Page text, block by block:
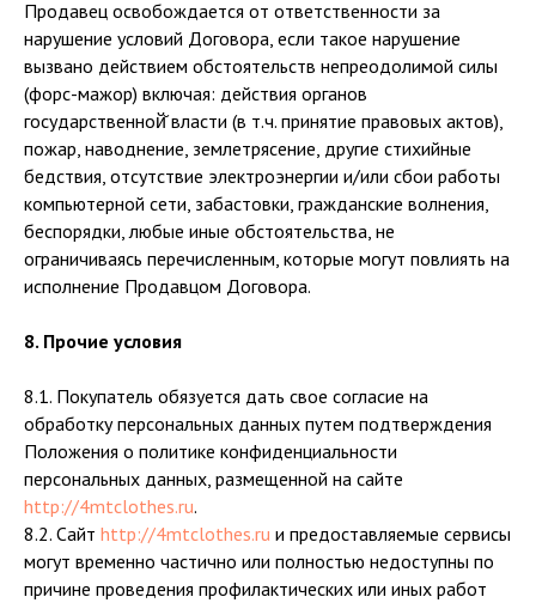
Продавец освобождается от ответственности за
нарушение условий Договора, если такое нарушение
вызвано действием обстоятельств непреодолимой силы
(форс-мажор) включая: действия органов
государственной̆ власти (в т.ч. принятие правовых актов),
пожар, наводнение, землетрясение, другие стихийные
бедствия, отсутствие электроэнергии и/или сбои работы
компьютерной сети, забастовки, гражданские волнения,
беспорядки, любые иные обстоятельства, не
ограничиваясь перечисленным, которые могут повлиять на
исполнение Продавцом Договора.
8. Прочие условия
8.1. Покупатель обязуется дать свое согласие на
обработку персональных данных путем подтверждения
Положения о политике конфиденциальности
персональных данных, размещенной на сайте
http://4mtclothes.ru.
8.2. Сайт http://4mtclothes.ru и предоставляемые сервисы
могут временно частично или полностью недоступны по
причине проведения профилактических или иных работ